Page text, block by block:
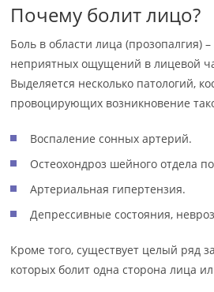
Почему болит лицо?
Боль в области лица (прозопалгия)
неприятных ощущений в лицевой
Выделяется несколько патологий,
провоцирующих возникновение
Воспаление сонных артерий.
Остеохондроз шейного отдела
Артериальная гипертензия.
Депрессивные состояния,
Кроме того, существует целый ряд
которых болит одна сторона лица